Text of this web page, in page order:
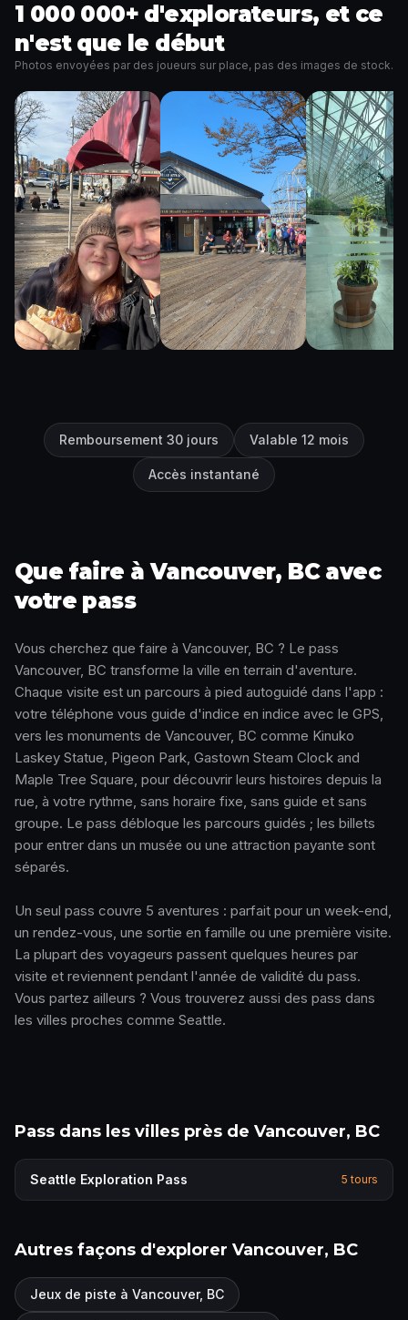
1 000 000+ d'explorateurs, et ce
n'est que le début
Photos envoyées par des joueurs sur place, pas des images de stock.
Remboursement 30 jours Valable 12 mois
Accès instantané
Que faire à Vancouver, BC avec
votre pass
Vous cherchez que faire à Vancouver, BC ? Le pass
Vancouver, BC transforme la ville en terrain d'aventure.
Chaque visite est un parcours à pied autoguidé dans l'app :
votre téléphone vous guide d'indice en indice avec le GPS,
vers les monuments de Vancouver, BC comme Kinuko
Laskey Statue, Pigeon Park, Gastown Steam Clock and
Maple Tree Square, pour découvrir leurs histoires depuis la
rue, à votre rythme, sans horaire fixe, sans guide et sans
groupe. Le pass débloque les parcours guidés ; les billets
pour entrer dans un musée ou une attraction payante sont
séparés.
Un seul pass couvre 5 aventures : parfait pour un week-end,
un rendez-vous, une sortie en famille ou une première visite.
La plupart des voyageurs passent quelques heures par
visite et reviennent pendant l'année de validité du pass.
Vous partez ailleurs ? Vous trouverez aussi des pass dans
les villes proches comme Seattle.
Pass dans les villes près de Vancouver, BC
Seattle Exploration Pass 5 tours
Autres façons d'explorer Vancouver, BC
Jeux de piste à Vancouver, BC